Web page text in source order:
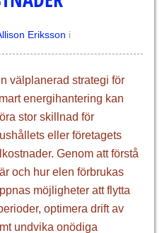
Eriksson i
välplanerad strategi för
energihantering kan
stor skillnad för
eller företagets
Genom att förstå
och hur elen förbrukas
möjligheter att flytta
optimera drift av
undvika onödiga